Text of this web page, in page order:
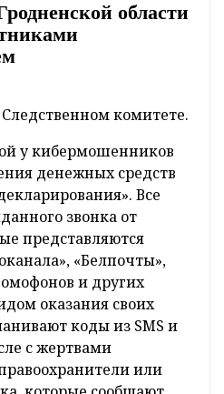
области
комитете.
у кибермошенников
денежных средств
Все
звонка от
представляются
«Белпочты»,
и других
оказания своих
коды из SMS и
с жертвами
или